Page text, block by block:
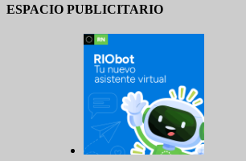
ESPACIO PUBLICITARIO